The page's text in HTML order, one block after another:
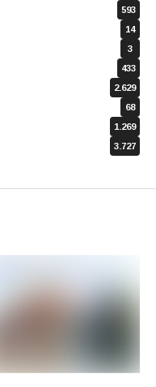
593
14
3
433
2.629
68
1.269
3.727